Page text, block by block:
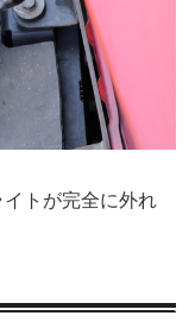
トが完全に外れ